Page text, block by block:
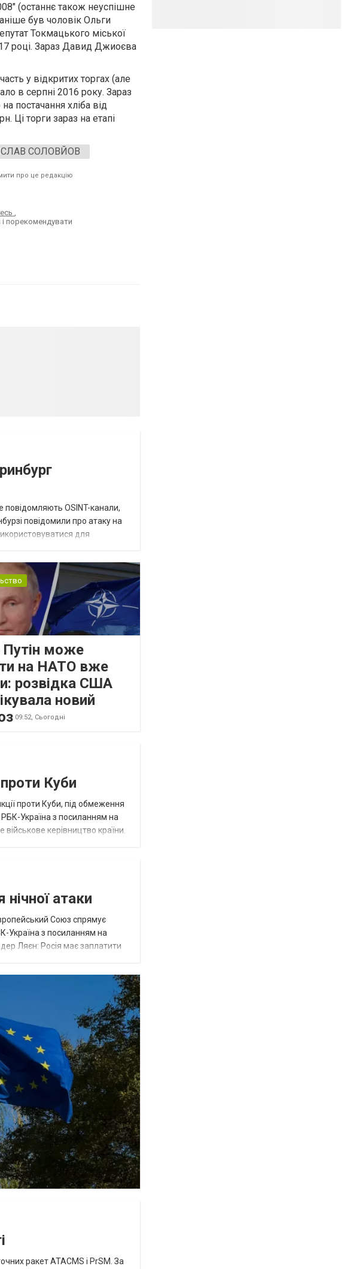
(останнє також неуспішне
був чоловік Ольги
Токмацького міської
році. Зараз Давид Джиоєва
у відкритих торгах (але
в серпні 2016 року. Зараз
постачання хліба від
Ці торги зараз на етапі
СОЛОВЙОВ
про це редакцію
,
і порекомендувати
повідомляють OSINT-канали,
повідомили про атаку на
для
Путін може
на НАТО вже
розвідка США
новий
09:52, Сьогодні
Куби
проти Куби, під обмеження
РБК-Україна з посиланням на
керівництво країни.
атаки
Союз спрямує
Україна з посиланням на
Ляєн: Росія має заплатити
ракет ATACMS і PrSM. За